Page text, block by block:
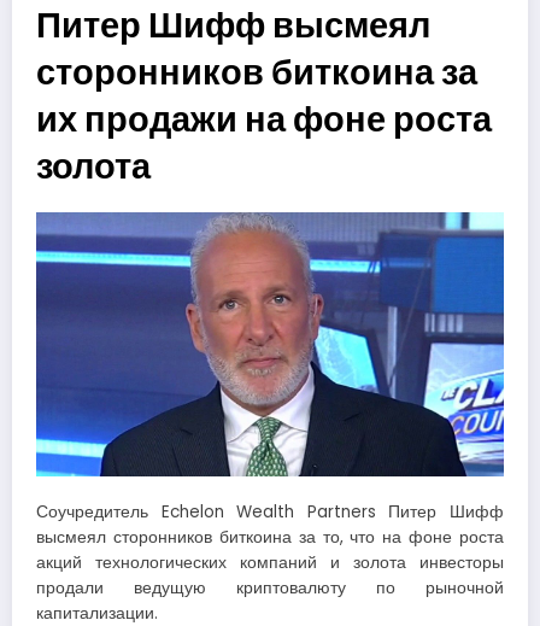
Питер Шифф высмеял
сторонников биткоина за
их продажи на фоне роста
золота
Соучредитель Echelon Wealth Partners Питер Шифф
высмеял сторонников биткоина за то, что на фоне роста
акций технологических компаний и золота инвесторы
продали ведущую криптовалюту по рыночной
капитализации.